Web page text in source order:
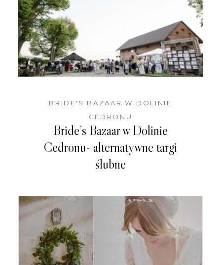
BRIDE'S BAZAAR W DOLINIE
CEDRONU
Bride’s Bazaar w Dolinie
Cedronu- alternatywne targi
ślubne